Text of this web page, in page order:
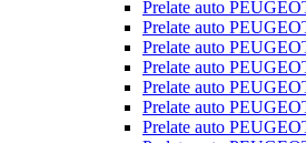
Prelate auto
Prelate auto
Prelate auto
Prelate auto
Prelate auto
Prelate auto
Prelate auto